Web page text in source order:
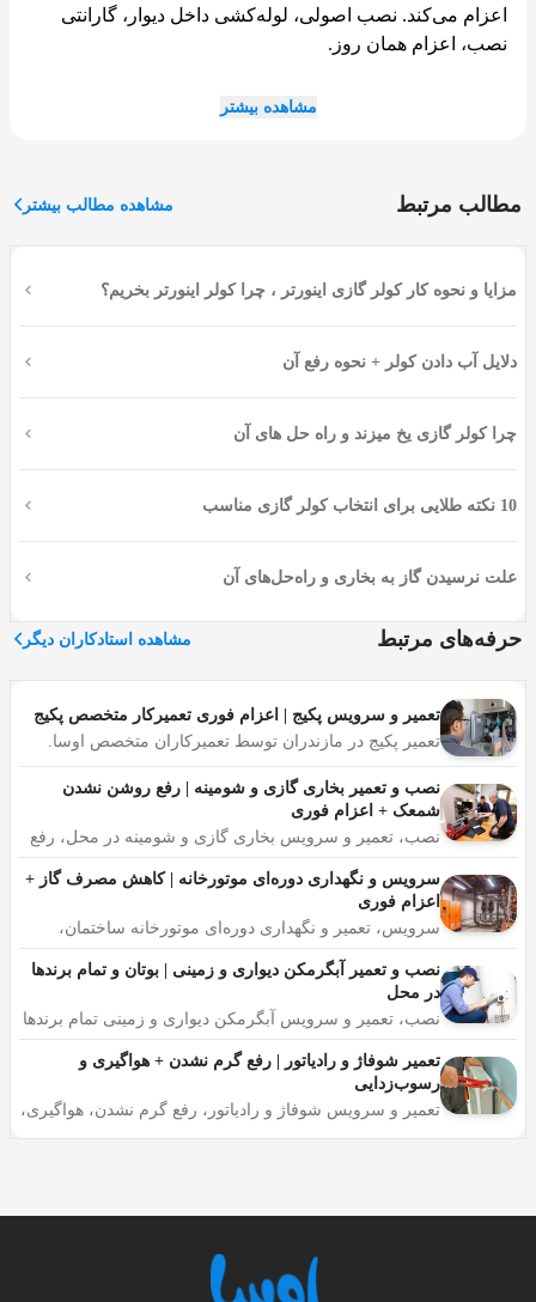
اعزام می‌کند. نصب اصولی، لوله‌کشی داخل دیوار، گارانتی
نصب، اعزام همان روز.
رطوبت بالای آمل روی نصب کولر گازی تأثیر مستقیم دارد:
روی کویل‌ها و اتصالات یونیت خارجی می‌نشیند. اگر محل نصب
یونیت خارجی درست انتخاب نشود و محافظت مناسب نداشته
باشد، سرعت فرسودگی خیلی بیشتر می‌شود.
باعث تشکیل شبنم و ریزش آب می‌شود. نصاب‌های اوسا از
عایق مناسب با ضخامت کافی استفاده می‌کنند.
انواع کولر گازی که نصب می‌کنیم
رایج‌ترین نوع. یونیت داخلی روی دیوار اتاق، یونیت خارجی
بیرون ساختمان. برای اتاق‌های معمولی خانه و دفتر مناسب
۳۰۰۰۰ BTU.
اسپلیت کاستی
یونیت داخلی داخل سقف کاذب نصب می‌شود و هوا را از چهار
طرف پخش می‌کند. برای فضاهای بزرگ مثل سالن، رستوران،
هتل و مراکز تجاری در آمل مناسب است.
هوا از طریق کانال‌کشی (داکت) به چند فضای مختلف توزیع
می‌شود. در ساختمان‌های جدید آمل که از همان ابتدا لوله‌کشی
تجربه دارد.
مشاهده بیشتر
مطالب مرتبط مشاهده مطالب بیشتر
مزایا و نحوه کار کولر گازی اینورتر ، چرا کولر اینورتر بخریم؟
دلایل آب دادن کولر + نحوه رفع آن
چرا کولر گازی یخ میزند و راه حل های آن
10 نکته طلایی برای انتخاب کولر گازی مناسب
علت نرسیدن گاز به بخاری و راه‌حل‌های آن
حرفه‌های مرتبط مشاهده استادکاران دیگر
تعمیر و سرویس پکیج | اعزام فوری تعمیرکار متخصص پکیج
تعمیر پکیج در مازندران توسط تعمیرکاران متخصص اوسا.
تعمیر فوری، سرویس پکیج، اسیدشویی، رسوب‌گیری، تعمیر
برد، پمپ و مبدل با اعزام سریع به محل.
نصب و تعمیر بخاری گازی و شومینه | رفع روشن نشدن
شمعک + اعزام فوری
نصب، تعمیر و سرویس بخاری گازی و شومینه در محل، رفع
روشن نشدن شمعک، بوی گاز و خاموشی ناگهانی، تمام
برندها، اعزام فوری شبانه‌روزی با ضمانت کار
سرویس و نگهداری دوره‌ای موتورخانه | کاهش مصرف گاز +
اعزام فوری
سرویس، تعمیر و نگهداری دوره‌ای موتورخانه ساختمان،
سرویس پمپ و دیگ، کاهش مصرف گاز، اعزام فوری ۲۴
ساعته
نصب و تعمیر آبگرمکن دیواری و زمینی | بوتان و تمام برندها
در محل
نصب، تعمیر و سرویس آبگرمکن دیواری و زمینی تمام برندها
در محل، رفع روشن نشدن، نشت گاز و افت آب گرم،
قطعات اصلی با گارانتی، اعزام فوری
تعمیر شوفاژ و رادیاتور | رفع گرم نشدن + هواگیری و
رسوب‌زدایی
تعمیر و سرویس شوفاژ و رادیاتور، رفع گرم نشدن، هواگیری،